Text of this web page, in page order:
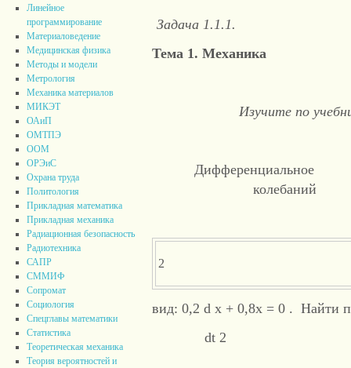
Линейное
программирование
Материаловедение
Медицинская физика
Методы и модели
Метрология
Механика материалов
МИКЭТ
ОАиП
ОМТПЭ
ООМ
ОРЭиС
Охрана труда
Политология
Прикладная математика
Прикладная механика
Радиационная безопасность
Радиотехника
САПР
СММИФ
Сопромат
Социология
Спецглавы математики
Статистика
Теоретическая механика
Теория вероятностей и
Задача 1.1.1.
Тема 1. Механика
Изучите по
колебаний
2
вид: 0,2 d x + 0,8x = 0 . Найти
dt 2